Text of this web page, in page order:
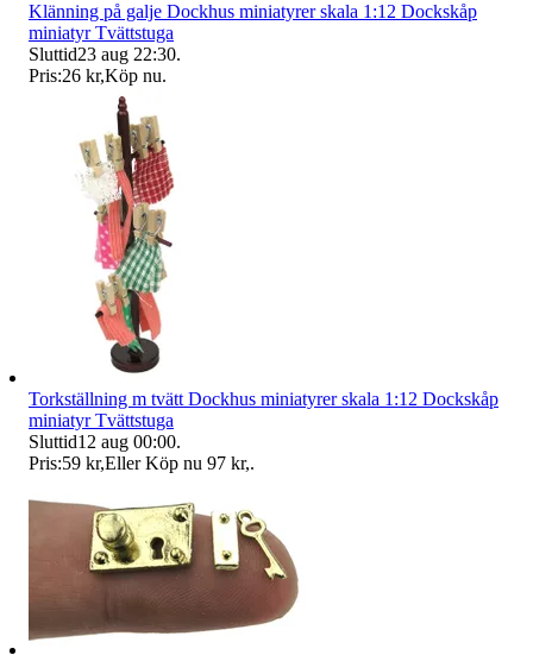
Klänning på galje Dockhus miniatyrer skala 1:12 Dockskåp
miniatyr Tvättstuga
Sluttid23 aug 22:30.
Pris:26 kr,Köp nu.
Torkställning m tvätt Dockhus miniatyrer skala 1:12 Dockskåp
miniatyr Tvättstuga
Sluttid12 aug 00:00.
Pris:59 kr,Eller Köp nu 97 kr,.